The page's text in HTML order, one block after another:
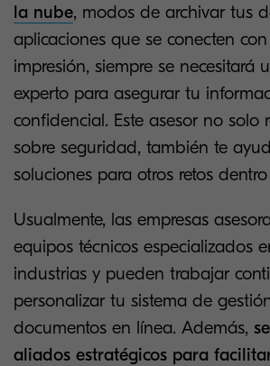
la nube, modos de archivar tus
aplicaciones que se conecten
impresión, siempre se necesitará
experto para asegurar tu
confidencial. Este asesor no solo
sobre seguridad, también te
soluciones para otros retos
Usualmente, las empresas
equipos técnicos especializados
industrias y pueden trabajar
personalizar tu sistema de
documentos en línea. Además,
aliados estratégicos para